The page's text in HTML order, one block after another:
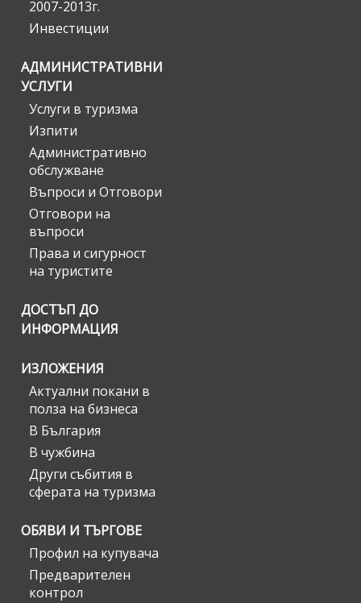
2007-2013г.
Инвестиции
АДМИНИСТРАТИВНИ
УСЛУГИ
Услуги в туризма
Изпити
Административно
обслужване
Въпроси и Отговори
Отговори на
въпроси
Права и сигурност
на туристите
ДОСТЪП ДО
ИНФОРМАЦИЯ
ИЗЛОЖЕНИЯ
Актуални покани в
полза на бизнеса
В България
В чужбина
Други събития в
сферата на туризма
ОБЯВИ И ТЪРГОВЕ
Профил на купувача
Предварителен
контрол